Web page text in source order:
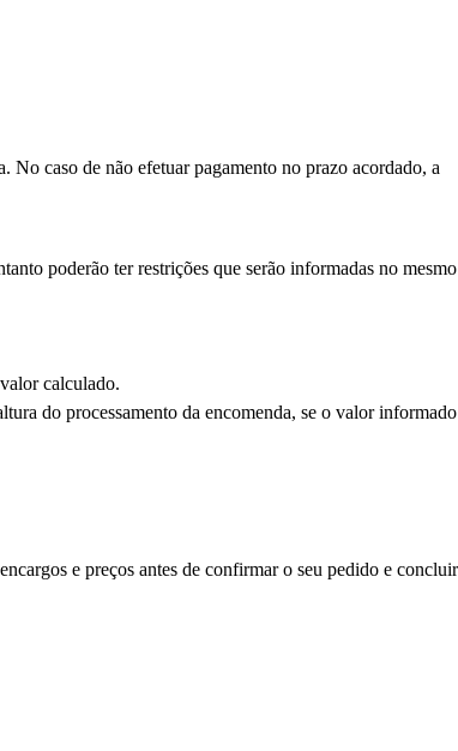
No caso de não efetuar pagamento no prazo acordado, a
poderão ter restrições que serão informadas no mesmo
calculado.
do processamento da encomenda, se o valor informado
e preços antes de confirmar o seu pedido e concluir